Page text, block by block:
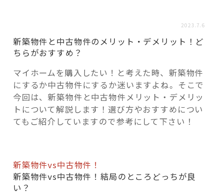
「モノ」
fleXe リノベ事例
「ひと」
コーディネーター紹介
2023.7.6
新築物件と中古物件のメリット・デメリット！ど
ちらがおすすめ？
マイホームを購入したい！と考えた時、新築物件
にするか中古物件にするか迷いますよね。そこで
今回は、新築物件と中古物件メリット・デメリッ
トについて解説します！選び方やおすすめについ
てもご紹介していますので参考にして下さい！
新築物件vs中古物件！
新築物件vs中古物件！結局のところどっちが良
い？